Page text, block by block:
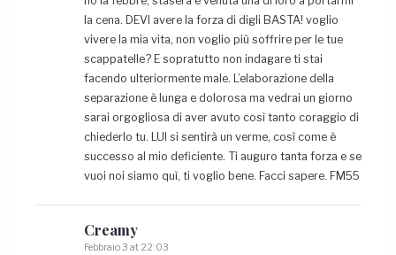
la cena. DEVI avere la forza di digli BASTA! voglio
vivere la mia vita, non voglio più soffrire per le tue
scappatelle? E sopratutto non indagare ti stai
facendo ulteriormente male. L’elaborazione della
separazione è lunga e dolorosa ma vedrai un giorno
sarai orgogliosa di aver avuto così tanto coraggio di
chiederlo tu. LUI si sentirà un verme, così come è
successo al mio deficiente. Ti auguro tanta forza e se
vuoi noi siamo quì, ti voglio bene. Facci sapere. FM55
Creamy
Febbraio 3 at 22:03